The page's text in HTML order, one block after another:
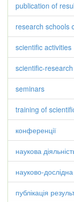
publication of
research schools
scientific activities
scientific-
seminars
training of
конференції
наукова
науково-
публікація